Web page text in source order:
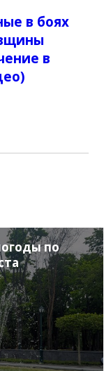
в боях
в
по